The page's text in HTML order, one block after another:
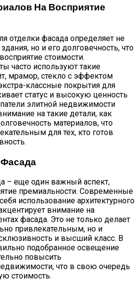
На Восприятие
отделки фасада определяет не
но и его долговечность, что
стоимости.
часто используют такие
мрамор, стекло с эффектом
классные покрытия для
статус и высокую ценность
элитной недвижимости
на такие детали, как
материалов, что
для тех, кто готов
Фасада
– еще один важный аспект,
премиальности. Современные
использование архитектурного
внимание на
фасада. Это не только делает
привлекательным, но и
и высший класс. В
подобранное освещение
повысить
что в свою очередь
стоимость.